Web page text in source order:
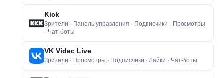
Kick
Зрители · Панель управления · Подписчики · Просмотры
· Чат-боты
VK Video Live
Зрители · Просмотры · Подписчики · Лайки · Чат-боты